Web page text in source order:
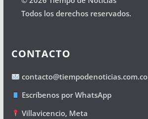
Todos los derechos reservados.
CONTACTO
contacto@tiempodenoticias.com.co
Escríbenos por WhatsApp
Villavicencio, Meta